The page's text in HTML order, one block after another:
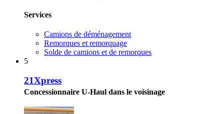
Services
Camions de déménagement
Remorques et remorquage
Solde de camions et de remorques
5
21Xpress
Concessionnaire U-Haul dans le voisinage